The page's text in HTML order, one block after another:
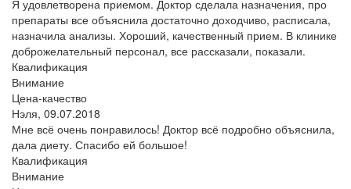
Я удовлетворена приемом. Доктор сделала назначения, про
препараты все объяснила достаточно доходчиво, расписала,
назначила анализы. Хороший, качественный прием. В клинике
доброжелательный персонал, все рассказали, показали.
Квалификация
Внимание
Цена-качество
Нэля, 09.07.2018
Мне всё очень понравилось! Доктор всё подробно объяснила,
дала диету. Спасибо ей большое!
Квалификация
Внимание